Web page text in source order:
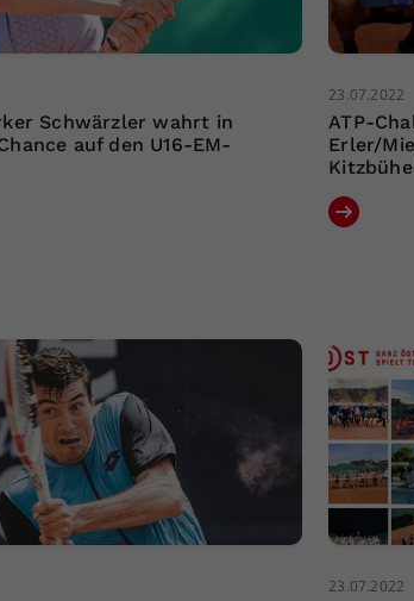
Schwärzler wahrt in
auf den U16-EM-
23.07.2022
ATP-
Erler/
23.07.2022